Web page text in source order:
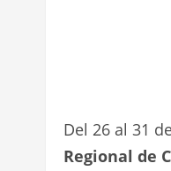
Del 26 al 31
Regional de